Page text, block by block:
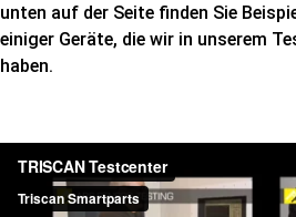
unten auf der Seite finden Sie
einiger Geräte, die wir in unserem
haben.